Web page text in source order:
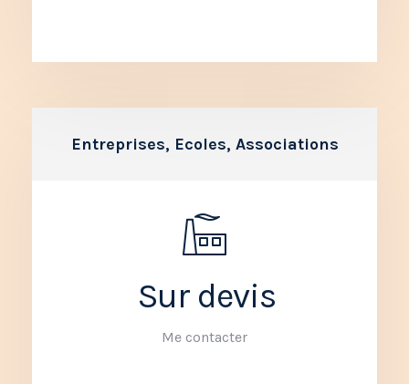
Entreprises, Ecoles, Associations
Sur devis
Me contacter